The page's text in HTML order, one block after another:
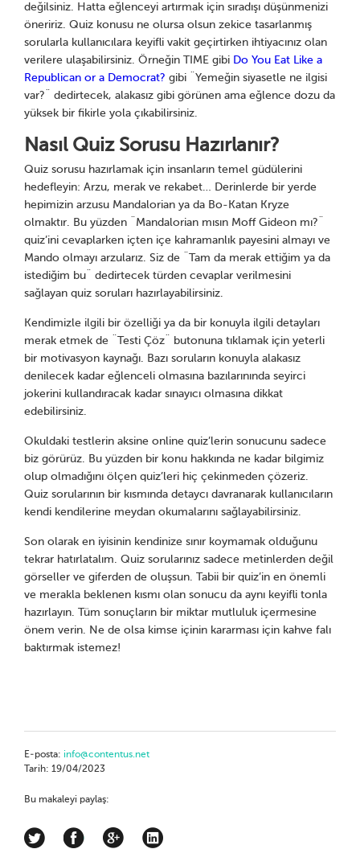
değilsiniz. Hatta eğlenceyi artırmak için sıradışı düşünmenizi
öneririz. Quiz konusu ne olursa olsun zekice tasarlanmış
sorularla kullanıcılara keyifli vakit geçirtirken ihtiyacınız olan
verilere ulaşabilirsiniz. Örneğin TIME gibi Do You Eat Like a
Republican or a Democrat? gibi ¨Yemeğin siyasetle ne ilgisi
var?¨ dedirtecek, alakasız gibi görünen ama eğlence dozu da
yüksek bir fikirle yola çıkabilirsiniz.
Nasıl Quiz Sorusu Hazırlanır?
Quiz sorusu hazırlamak için insanların temel güdülerini
hedefleyin: Arzu, merak ve rekabet… Derinlerde bir yerde
hepimizin arzusu Mandalorian ya da Bo-Katan Kryze
olmaktır. Bu yüzden ¨Mandalorian mısın Moff Gideon mı?¨
quiz’ini cevaplarken içten içe kahramanlık payesini almayı ve
Mando olmayı arzularız. Siz de ¨Tam da merak ettiğim ya da
istediğim bu¨ dedirtecek türden cevaplar verilmesini
sağlayan quiz soruları hazırlayabilirsiniz.
Kendimizle ilgili bir özelliği ya da bir konuyla ilgili detayları
merak etmek de ¨Testi Çöz¨ butonuna tıklamak için yeterli
bir motivasyon kaynağı. Bazı soruların konuyla alakasız
denilecek kadar eğlenceli olmasına bazılarınında seyirci
jokerini kullandıracak kadar sınayıcı olmasına dikkat
edebilirsiniz.
Okuldaki testlerin aksine online quiz’lerin sonucunu sadece
biz görürüz. Bu yüzden bir konu hakkında ne kadar bilgimiz
olup olmadığını ölçen quiz’leri hiç çekinmeden çözeriz.
Quiz sorularının bir kısmında detaycı davranarak kullanıcıların
kendi kendilerine meydan okumalarını sağlayabilirsiniz.
Son olarak en iyisinin kendinize sınır koymamak olduğunu
tekrar hatırlatalım. Quiz sorularınız sadece metinlerden değil
görseller ve giferden de oluşsun. Tabii bir quiz’in en önemli
ve merakla beklenen kısmı olan sonucu da aynı keyifli tonla
hazırlayın. Tüm sonuçların bir miktar mutluluk içermesine
önem verin. Ne de olsa kimse içinin kararması için kahve falı
baktırmak istemez!
E-posta: info@contentus.net
Tarih: 19/04/2023
Bu makaleyi paylaş: